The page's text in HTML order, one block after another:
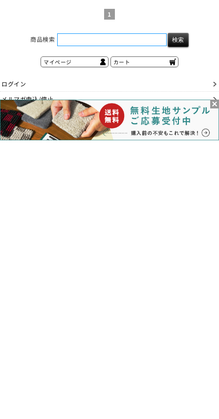
1
商品検索
マイページ カート
ログイン
メルマガ申込/停止
特定商取引法に基づく表示
送料とお支払い方法について